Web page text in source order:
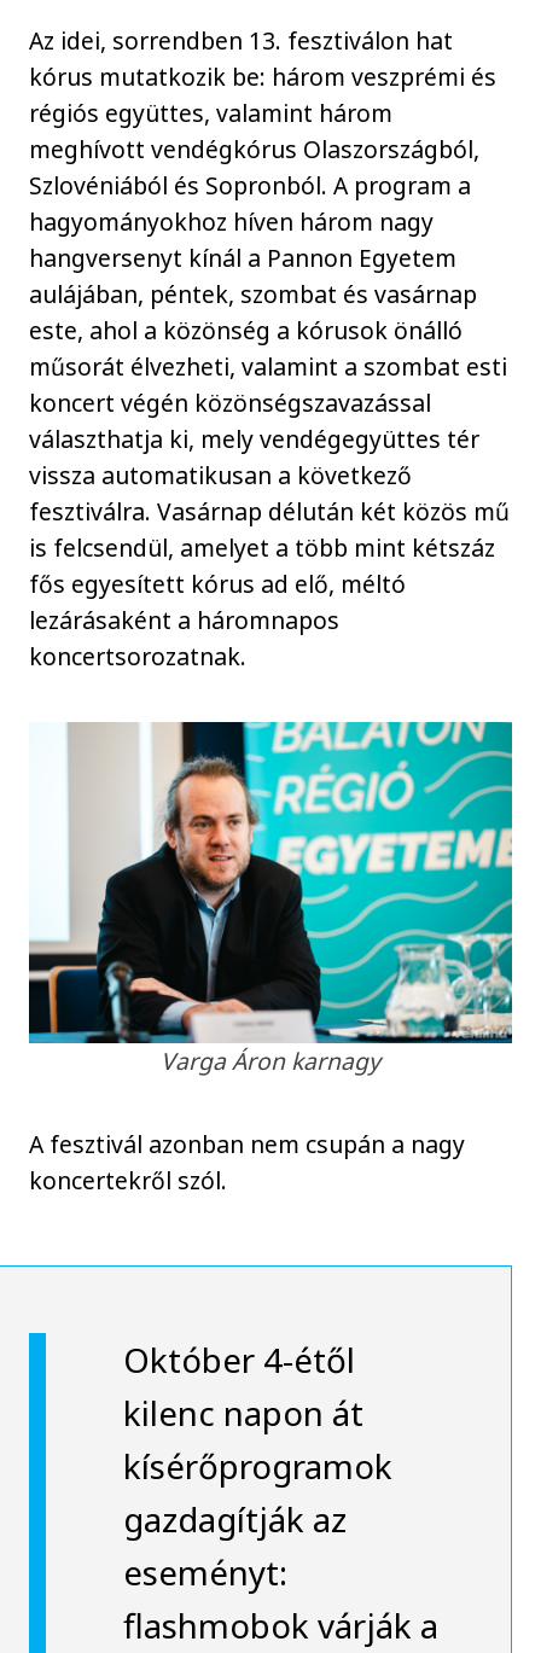
Az idei, sorrendben 13. fesztiválon hat
kórus mutatkozik be: három veszprémi és
régiós együttes, valamint három
meghívott vendégkórus Olaszországból,
Szlovéniából és Sopronból. A program a
hagyományokhoz híven három nagy
hangversenyt kínál a Pannon Egyetem
aulájában, péntek, szombat és vasárnap
este, ahol a közönség a kórusok önálló
műsorát élvezheti, valamint a szombat esti
koncert végén közönségszavazással
választhatja ki, mely vendégegyüttes tér
vissza automatikusan a következő
fesztiválra. Vasárnap délután két közös mű
is felcsendül, amelyet a több mint kétszáz
fős egyesített kórus ad elő, méltó
lezárásaként a háromnapos
koncertsorozatnak.
Varga Áron karnagy
A fesztivál azonban nem csupán a nagy
koncertekről szól.
Október 4-étől
kilenc napon át
kísérőprogramok
gazdagítják az
eseményt:
flashmobok várják a